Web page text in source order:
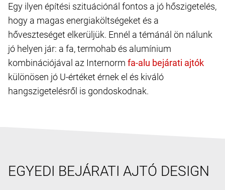
Egy ilyen építési szituációnál fontos a jó hőszigetelés,
hogy a magas energiaköltségeket és a
hőveszteséget elkerüljük. Ennél a témánál ön nálunk
jó helyen jár: a fa, termohab és alumínium
kombinációjával az Internorm
különösen jó U-értéket érnek el és kiváló
hangszigetelésről is gondoskodnak.
EGYEDI BEJÁRATI AJTÓ DESIGN